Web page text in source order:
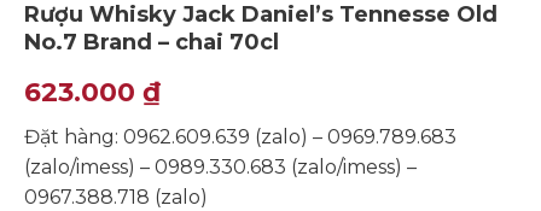
0
out
of
Rượu Whisky Jack Daniel’s Tennesse Old
No.7 Brand – chai 70cl
623.000 ₫
Đặt hàng: 0962.609.639 (zalo) – 0969.789.683
(zalo/imess) – 0989.330.683 (zalo/imess) –
0967.388.718 (zalo)